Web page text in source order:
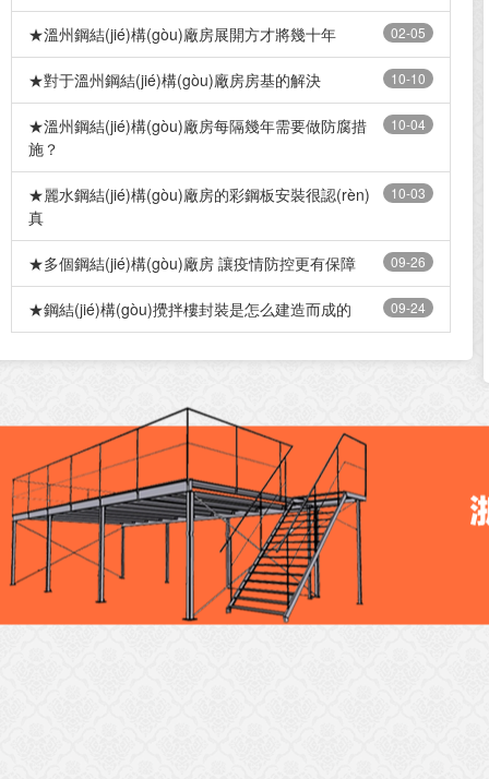
02-05
★溫州鋼結(jié)構(gòu)廠房展開方才將幾十年
10-10
★對于溫州鋼結(jié)構(gòu)廠房房基的解決
10-04
★溫州鋼結(jié)構(gòu)廠房每隔幾年需要做防腐措
施？
10-03
★麗水鋼結(jié)構(gòu)廠房的彩鋼板安裝很認(rèn)
真
09-26
★多個鋼結(jié)構(gòu)廠房 讓疫情防控更有保障
09-24
★鋼結(jié)構(gòu)攪拌樓封裝是怎么建造而成的